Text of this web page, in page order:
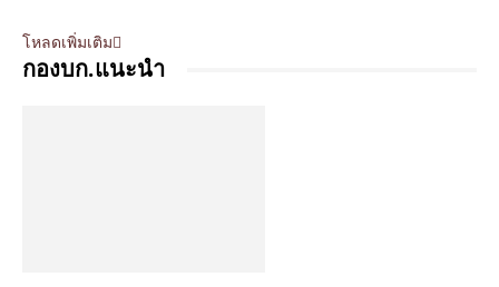
โหลดเพิ่มเติม
กองบก.แนะนำ